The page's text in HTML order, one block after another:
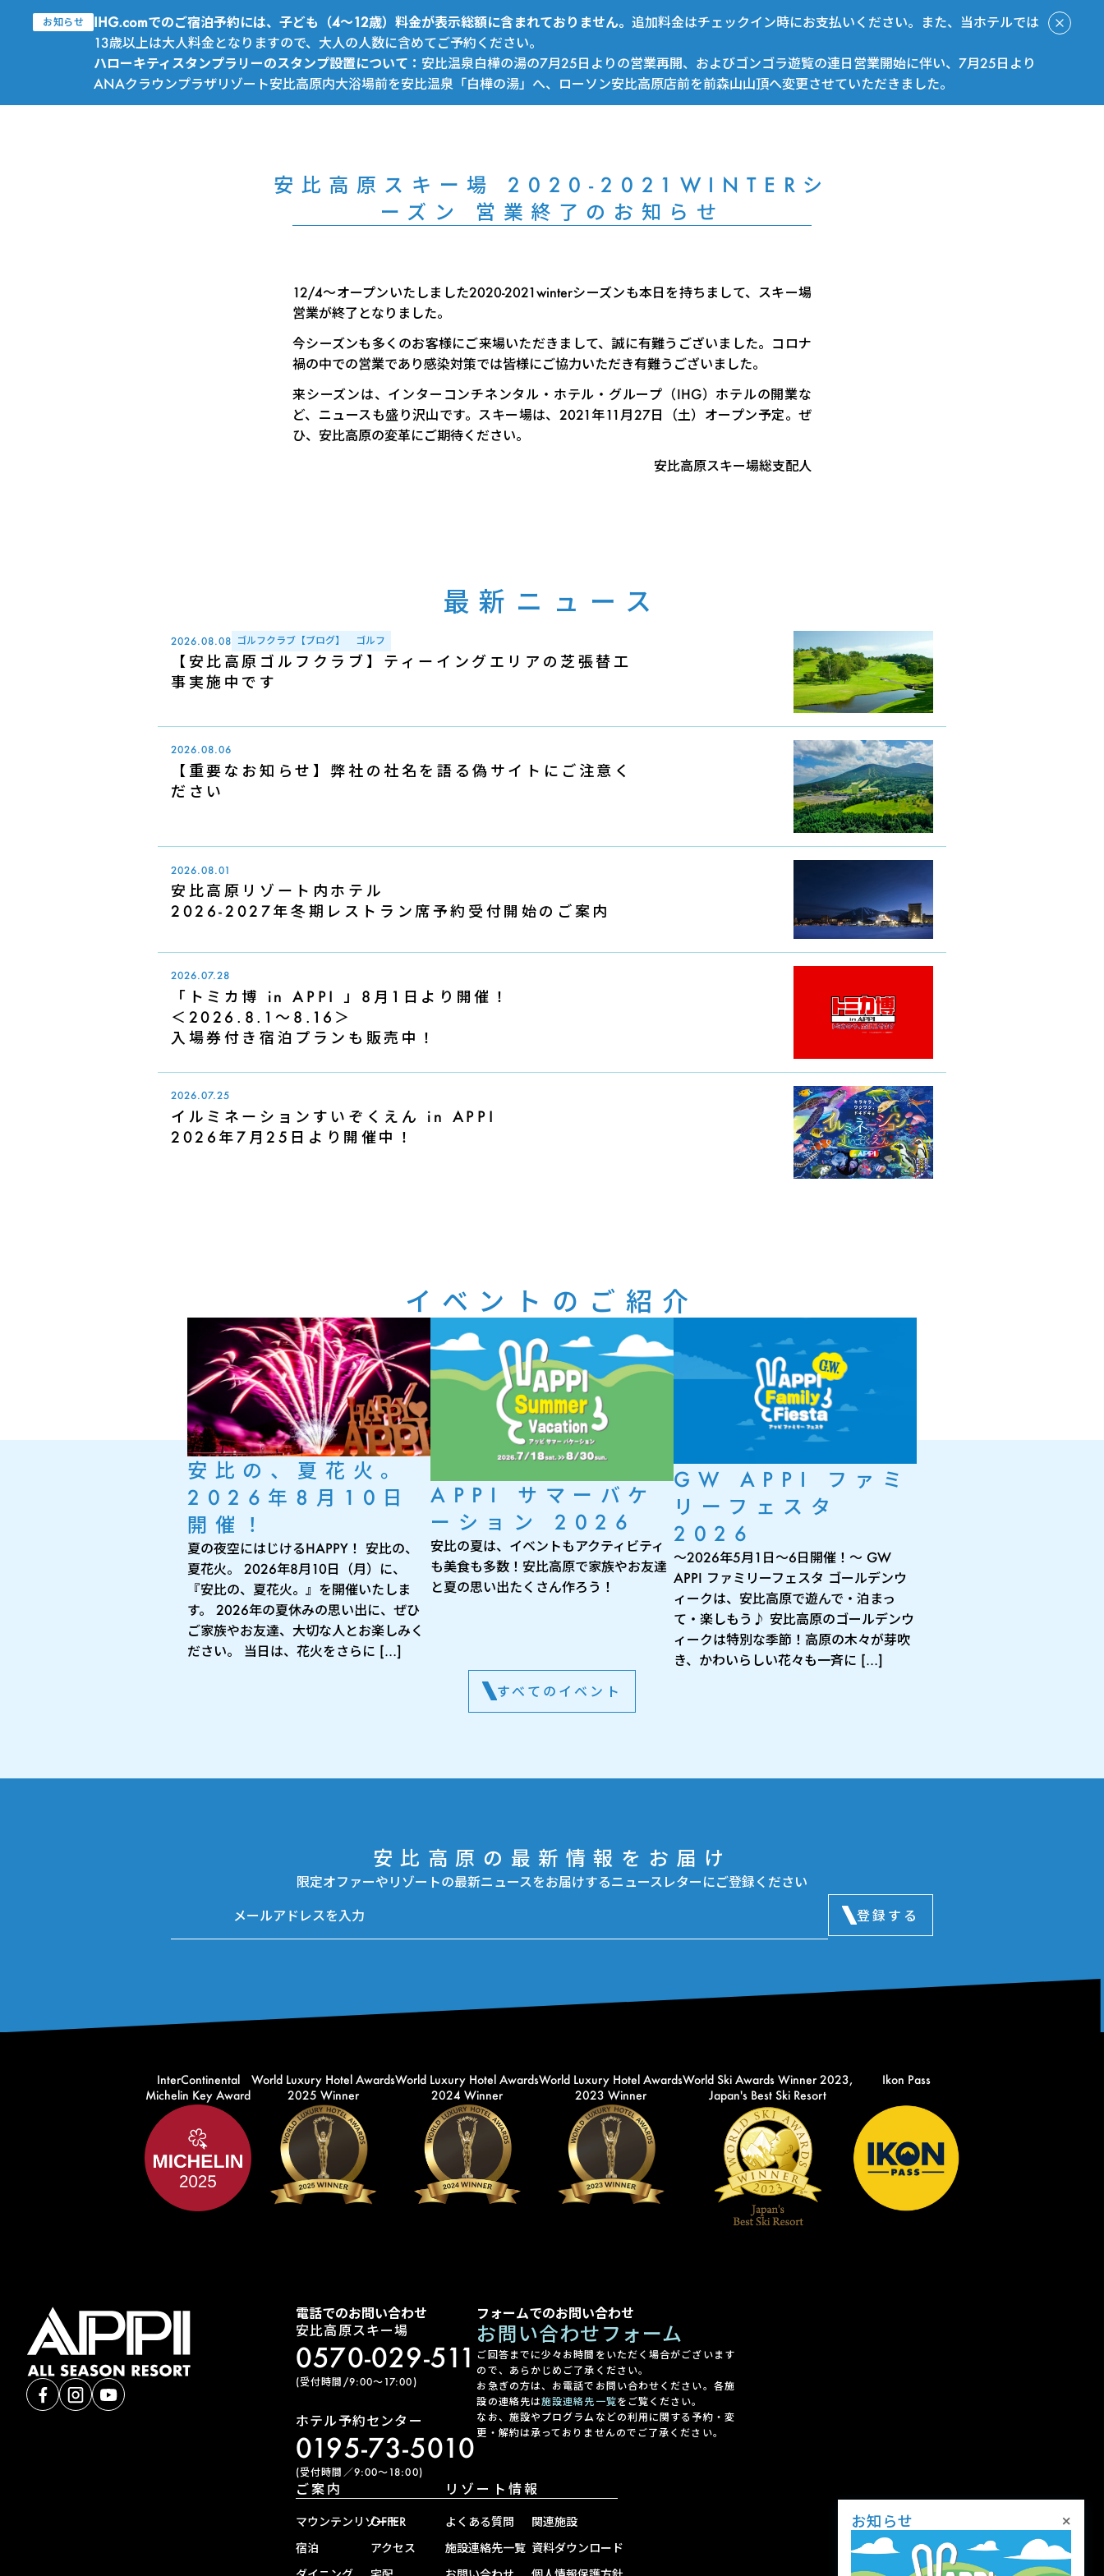
お知らせ IHG.comでのご宿泊予約には、子ども（4～12歳）料金が表示総額に含まれておりません。追加料金はチェックイン時にお支払いください。また、当ホテルでは
13歳以上は大人料金となりますので、大人の人数に含めてご予約ください。
ハローキティスタンプラリーのスタンプ設置について：安比温泉白樺の湯の7月25日よりの営業再開、およびゴンゴラ遊覧の連日営業開始に伴い、7月25日より
ANAクラウンプラザリゾート安比高原内大浴場前を安比温泉「白樺の湯」へ、ローソン安比高原店前を前森山山頂へ変更させていただきました。
安比高原スキー場 2020-2021WINTERシ
ーズン 営業終了のお知らせ
12/4～オープンいたしました2020-2021winterシーズンも本日を持ちまして、スキー場
営業が終了となりました。
今シーズンも多くのお客様にご来場いただきまして、誠に有難うございました。コロナ
禍の中での営業であり感染対策では皆様にご協力いただき有難うございました。
来シーズンは、インターコンチネンタル・ホテル・グループ（IHG）ホテルの開業な
ど、ニュースも盛り沢山です。スキー場は、2021年11月27日（土）オープン予定。ぜ
ひ、安比高原の変革にご期待ください。
安比高原スキー場総支配人
最新ニュース
2026.08.08 ゴルフクラブ【ブログ】 ゴルフ
【安比高原ゴルフクラブ】ティーイングエリアの芝張替工
事実施中です
2026.08.06
【重要なお知らせ】弊社の社名を語る偽サイトにご注意く
ださい
2026.08.01
安比高原リゾート内ホテル
2026-2027年冬期レストラン席予約受付開始のご案内
2026.07.28
「トミカ博 in APPI 」8月1日より開催！
＜2026.8.1～8.16＞
入場券付き宿泊プランも販売中！
2026.07.25
イルミネーションすいぞくえん in APPI
2026年7月25日より開催中！
イベントのご紹介
安比の、夏花火。
2026年8月10日
開催！
夏の夜空にはじけるHAPPY！ 安比の、
夏花火。 2026年8月10日（月）に、
『安比の、夏花火。』を開催いたしま
す。 2026年の夏休みの思い出に、ぜひ
ご家族やお友達、大切な人とお楽しみく
ださい。 当日は、花火をさらに […]
APPI サマーバケ
ーション 2026
安比の夏は、イベントもアクティビティ
も美食も多数！安比高原で家族やお友達
と夏の思い出たくさん作ろう！
GW APPI ファミ
リーフェスタ
2026
～2026年5月1日～6日開催！～ GW
APPI ファミリーフェスタ ゴールデンウ
ィークは、安比高原で遊んで・泊まっ
て・楽しもう♪ 安比高原のゴールデンウ
ィークは特別な季節！高原の木々が芽吹
き、かわいらしい花々も一斉に […]
すべてのイベント
安比高原の最新情報をお届け
限定オファーやリゾートの最新ニュースをお届けするニュースレターにご登録ください
登録する
InterContinental
Michelin Key Award
World Luxury Hotel Awards
2025 Winner
World Luxury Hotel Awards
2024 Winner
World Luxury Hotel Awards
2023 Winner
World Ski Awards Winner 2023,
Japan's Best Ski Resort
Ikon Pass
電話でのお問い合わせ
安比高原スキー場
0570-029-511
(受付時間/9:00〜17:00)
ホテル予約センター
0195-73-5010
(受付時間／9:00〜18:00)
フォームでのお問い合わせ
お問い合わせフォーム
ご回答までに少々お時間をいただく場合がございます
ので、あらかじめご了承ください。
お急ぎの方は、お電話でお問い合わせください。各施
設の連絡先は施設連絡先一覧をご覧ください。
なお、施設やプログラムなどの利用に関する予約・変
更・解約は承っておりませんのでご了承ください。
ご案内
マウンテンリゾート
宿泊
OFFER
アクセス
リゾート情報
よくある質問
施設連絡先一覧
関連施設
資料ダウンロード
お知らせ ×